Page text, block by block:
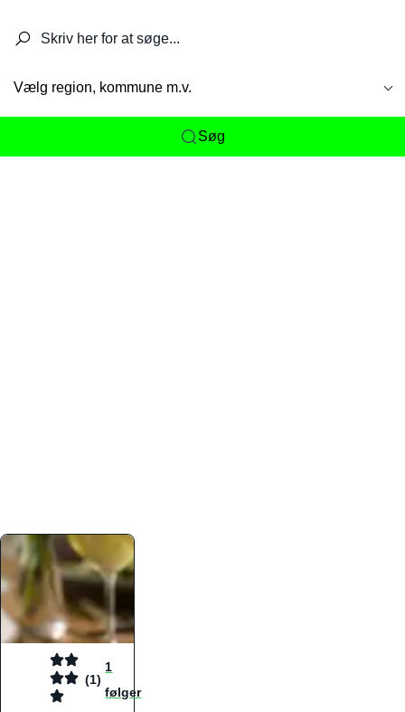
Vælg region, kommune m.v.
Søg
(1)
1
følger